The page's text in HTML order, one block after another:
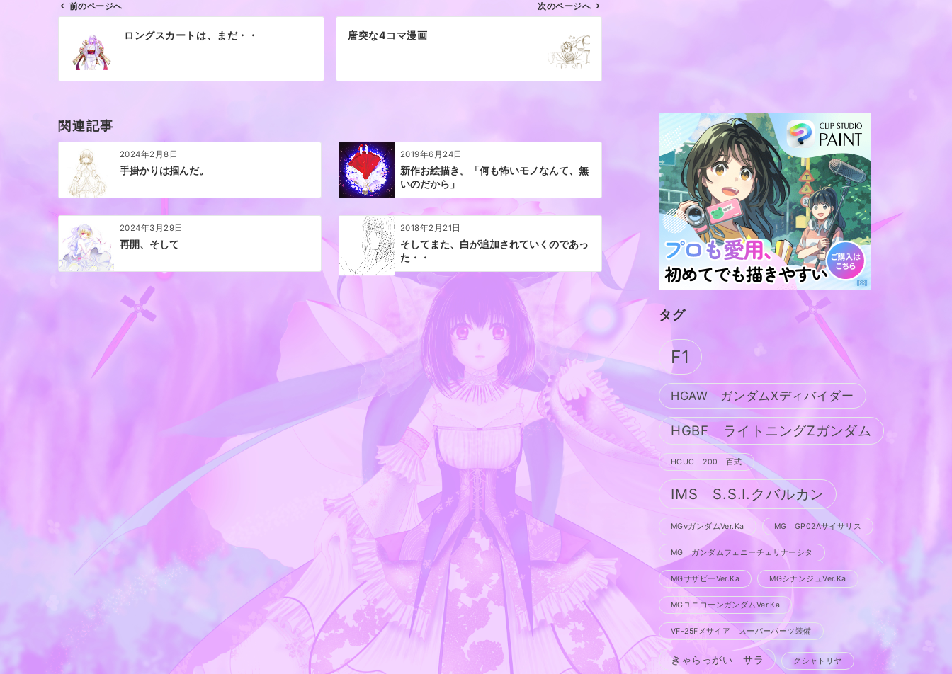
シ
前のページへ
ロングスカートは、まだ・・
次のページへ
唐突な4コマ漫画
関連記事
2024年2月8日
手掛かりは掴んだ。
2019年6月24日
新作お絵描き。「何も怖いモノなんて、無
いのだから」
2024年3月29日
再開、そして
2018年2月21日
そしてまた、白が追加されていくのであっ
た・・
タグ
F1
HGAW ガンダムXディバイダー
HGBF ライトニングZガンダム
HGUC 200 百式
IMS S.S.I.クバルカン
MGνガンダムVer.Ka MG GP02Aサイサリス
MG ガンダムフェニーチェリナーシタ
MGサザビーVer.Ka MGシナンジュVer.Ka
MGユニコーンガンダムVer.Ka
VF-25Fメサイア スーパーパーツ装備
きゃらっがい サラ クシャトリヤ